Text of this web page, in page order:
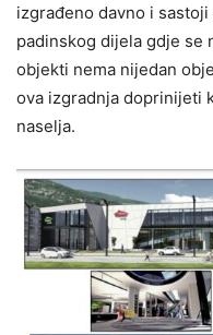
izgrađeno davno i
padinskog dijela gdje se
objekti nema nijedan
ova izgradnja doprinijeti
naselja.